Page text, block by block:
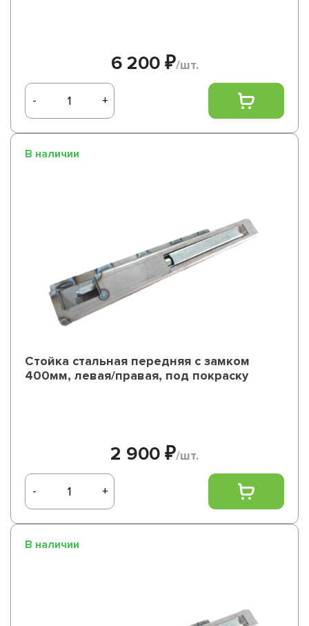
6 200 ₽/шт.
- +
В наличии
Стойка стальная передняя с замком
400мм, левая/правая, под покраску
2 900 ₽/шт.
- +
В наличии